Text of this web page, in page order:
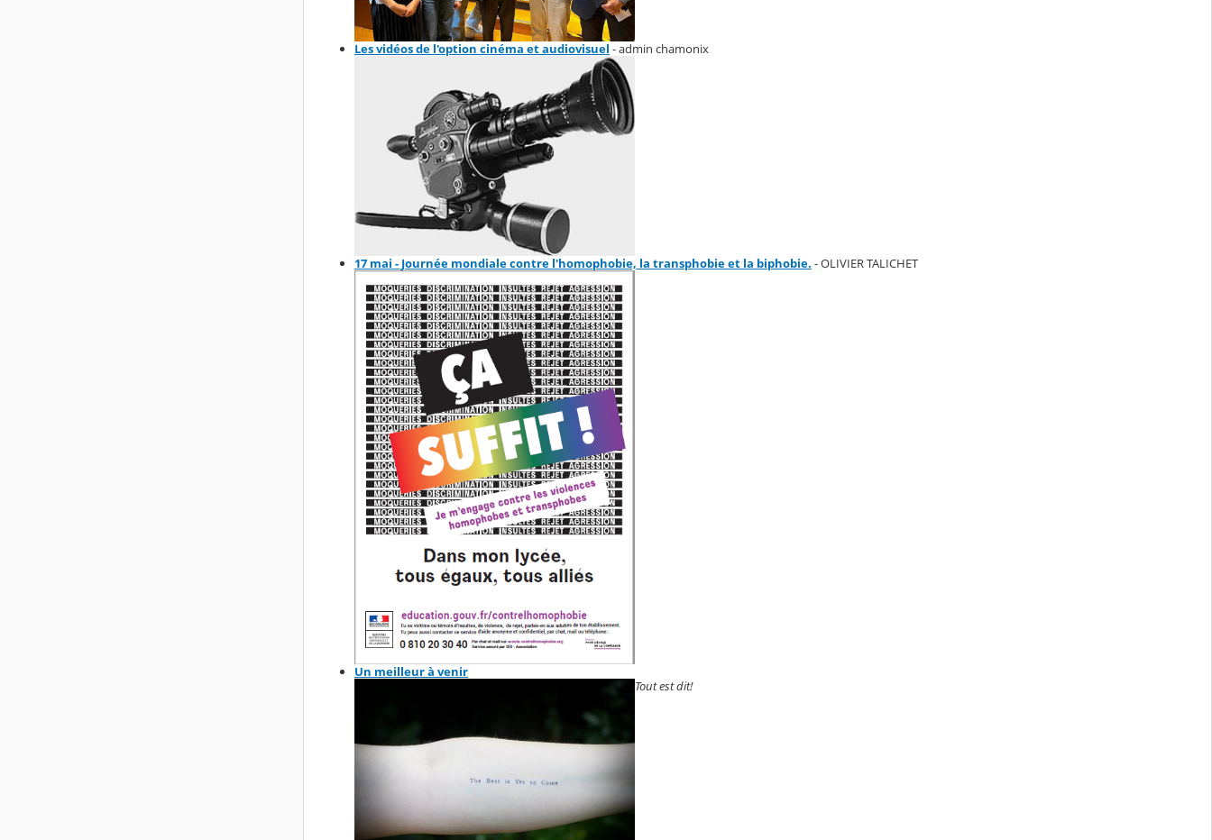
Les vidéos de l'option cinéma et audiovisuel - admin chamonix
17 mai - Journée mondiale contre l'homophobie, la transphobie et la biphobie. - OLIVIER TALICHET
Un meilleur à venir
Tout est dit!